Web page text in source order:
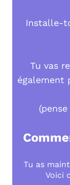
Installe-
Tu vas
également
Tu as
Voici